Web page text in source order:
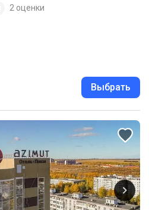
2 оценки
Выбрать